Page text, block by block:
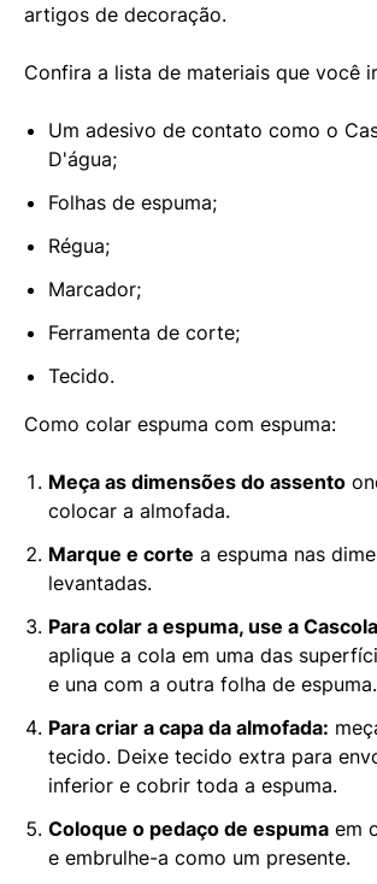
artigos de decoração.
Confira a lista de materiais que você
Um adesivo de contato como o
D'água;
Folhas de espuma;
Régua;
Marcador;
Ferramenta de corte;
Tecido.
Como colar espuma com espuma:
Meça as dimensões do assento
colocar a almofada.
Marque e corte a espuma nas
levantadas.
Para colar a espuma, use a
aplique a cola em uma das
e una com a outra folha de
Para criar a capa da almofada:
tecido. Deixe tecido extra para
inferior e cobrir toda a espuma.
Coloque o pedaço de espuma em
e embrulhe-a como um presente.